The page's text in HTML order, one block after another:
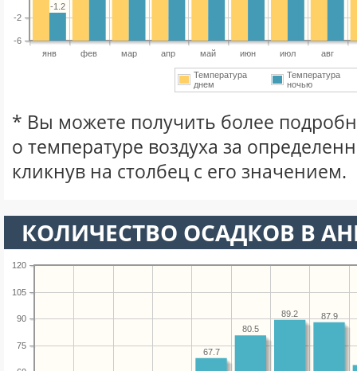
янв фев мар апр май июн июл авг
-6
-2
-1.2
Температура
днем
Температура
ночью
* Вы можете получить более
о температуре воздуха за
кликнув на столбец с его значением.
КОЛИЧЕСТВО ОСАДКОВ В
75
90
105
120
87.9
89.2
80.5
67.7